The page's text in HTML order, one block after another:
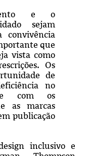
e o
sejam
convivência
que
vista como
Os
de
no
se com os
as marcas
publicação
inclusivo e